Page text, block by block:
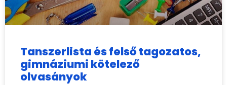
Tanszerlista és felső tagozatos,
gimnáziumi kötelező
olvasányok